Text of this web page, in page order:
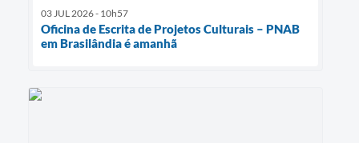
03 JUL 2026 - 10h57
Oficina de Escrita de Projetos Culturais – PNAB
em Brasilândia é amanhã